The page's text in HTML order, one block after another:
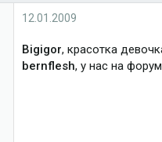
12.01.2009
Bigigor, красотка
bernflesh, у нас на